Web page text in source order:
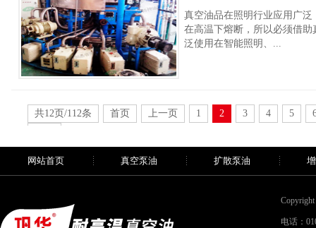
真空油品在照明行业应用广
在高温下熔断，所以必须借
泛使用在智能照明、...
共12页/112条 首页 上一页 1 2 3 4 5
网站首页 真空泵油 扩散泵油
电话：